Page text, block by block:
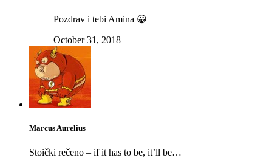
Pozdrav i tebi Amina 😀
October 31, 2018
Marcus Aurelius
Stoički rečeno – if it has to be, it’ll be…